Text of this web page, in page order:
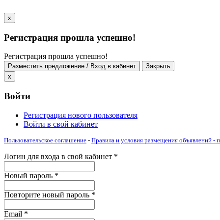
x
Регистрация прошла успешно!
Регистрация прошла успешно!
Разместить предложение / Вход в кабинет
Закрыть
x
Войти
Регистрация нового пользователя
Войти в свой кабинет
Пользовательское соглашение - Правила и условия размещения объявлений -
Логин для входа в свой кабинет *
Новый пароль *
Повторите новый пароль *
Email *